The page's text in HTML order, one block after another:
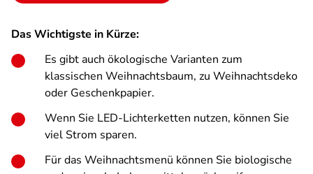
Das Wichtigste in Kürze:
Es gibt auch ökologische Varianten zum
klassischen Weihnachtsbaum, zu Weihnachtsdeko
oder Geschenkpapier.
Wenn Sie LED-Lichterketten nutzen, können Sie
viel Strom sparen.
Für das Weihnachtsmenü können Sie biologische